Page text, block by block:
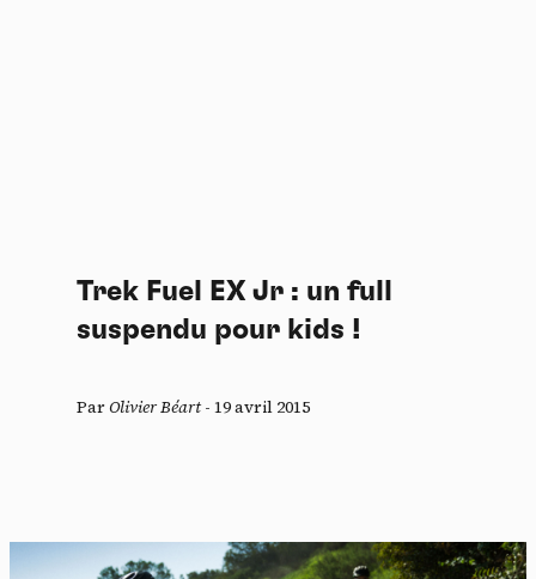
Trek Fuel EX Jr : un full
suspendu pour kids !
ParOlivier Béart- 19 avril 2015